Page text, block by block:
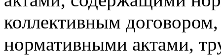
коллективным
нормативными актами,